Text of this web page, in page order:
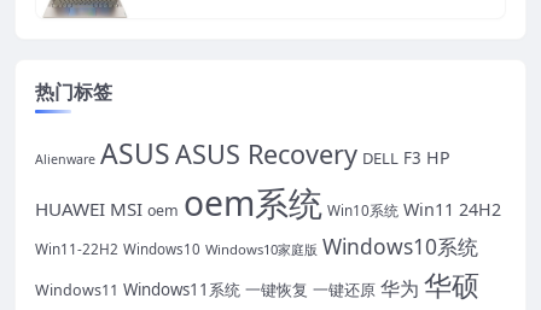
热门标签
Alienware ASUSASUS Recovery DELL F3 HP
HUAWEI MSI oem oem系统 Win10系统 Win11 24H2
Win11-22H2 Windows10 Windows10家庭版 Windows10系统
Windows11 Windows11系统 一键恢复 一键还原 华为 华硕